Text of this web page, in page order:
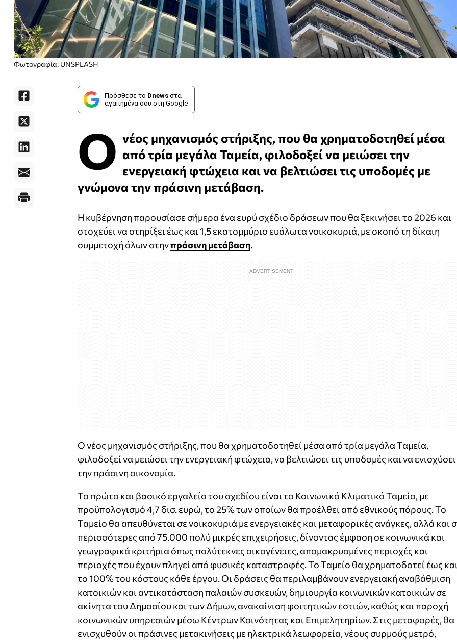
Φωτογραφία: UNSPLASH
Πρόσθεσε το Dnews στα
αγαπημένα σου στη Google
Ο νέος μηχανισμός στήριξης, που θα χρηματοδοτηθεί μέσα
από τρία μεγάλα Ταμεία, φιλοδοξεί να μειώσει την
ενεργειακή φτώχεια και να βελτιώσει τις υποδομές με
γνώμονα την πράσινη μετάβαση.
Η κυβέρνηση παρουσίασε σήμερα ένα ευρύ σχέδιο δράσεων που θα ξεκινήσει το 2026 και
στοχεύει να στηρίξει έως και 1,5 εκατομμύριο ευάλωτα νοικοκυριά, με σκοπό τη δίκαιη
συμμετοχή όλων στηνπράσινη μετάβαση.
Ο νέος μηχανισμός στήριξης, που θα χρηματοδοτηθεί μέσα από τρία μεγάλα Ταμεία,
φιλοδοξεί να μειώσει την ενεργειακή φτώχεια, να βελτιώσει τις υποδομές και να ενισχύσει
την πράσινη οικονομία.
Το πρώτο και βασικό εργαλείο του σχεδίου είναι το Κοινωνικό Κλιματικό Ταμείο, με
προϋπολογισμό 4,7 δισ. ευρώ, το 25% των οποίων θα προέλθει από εθνικούς πόρους. Το
Ταμείο θα απευθύνεται σε νοικοκυριά με ενεργειακές και μεταφορικές ανάγκες, αλλά και
περισσότερες από 75.000 πολύ μικρές επιχειρήσεις, δίνοντας έμφαση σε κοινωνικά και
γεωγραφικά κριτήρια όπως πολύτεκνες οικογένειες, απομακρυσμένες περιοχές και
περιοχές που έχουν πληγεί από φυσικές καταστροφές. Το Ταμείο θα χρηματοδοτεί έως
το 100% του κόστους κάθε έργου. Οι δράσεις θα περιλαμβάνουν ενεργειακή αναβάθμιση
κατοικιών και αντικατάσταση παλαιών συσκευών, δημιουργία κοινωνικών κατοικιών σε
ακίνητα του Δημοσίου και των Δήμων, ανακαίνιση φοιτητικών εστιών, καθώς και παροχή
κοινωνικών υπηρεσιών μέσω Κέντρων Κοινότητας και Επιμελητηρίων. Στις μεταφορές, θα
ενισχυθούν οι πράσινες μετακινήσεις με ηλεκτρικά λεωφορεία, νέους συρμούς μετρό,